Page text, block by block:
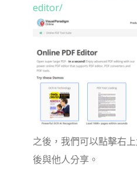
editor/
之後，我們可以點擊右
後與他人分享。